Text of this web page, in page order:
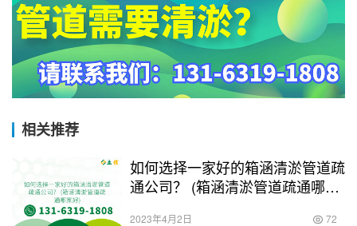
相关推荐
如何选择一家好的箱涵清淤管道疏
通公司？ (箱涵清淤管道疏通哪家
2023年4月2日 72